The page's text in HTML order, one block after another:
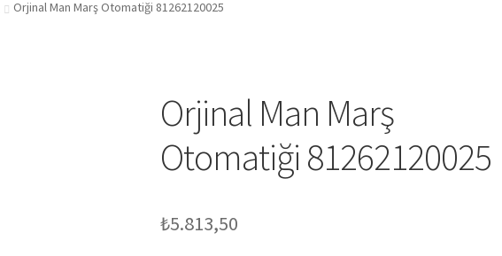
Orjinal Man Marş Otomatiği 81262120025
Orjinal Man Marş
Otomatiği 81262120025
₺5.813,50